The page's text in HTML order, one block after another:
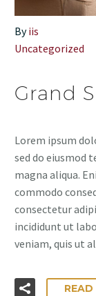
Byiis
Uncategorized
Grand
Lorem ipsum
sed do eiusmod
magna aliqua.
commodo
consectetur
incididunt ut
veniam, quis ut
READ